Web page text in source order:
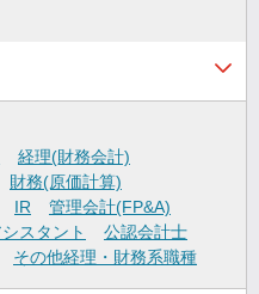
経理(財務会計)
財務(原価計算)
IR
管理会計(FP&A)
スタント
公認会計士
その他経理・財務系職種